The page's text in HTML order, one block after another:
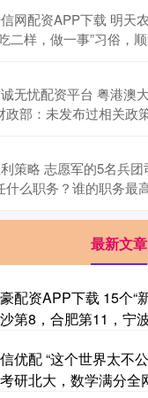
网配资APP下载 明天
二样，做一事”习俗，
无忧配资平台 粤港澳
政部：未发布过相关政
策略 志愿军的5名兵
什么职务？谁的职务最
最新文章
配资APP下载 15个“
第8，合肥第11，宁
优配 “这个世界太不
研北大，数学满分全